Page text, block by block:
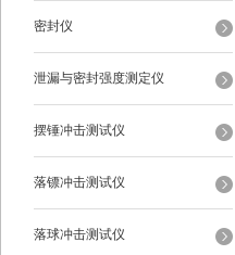
密封仪
泄漏与密封强度测定仪
摆锤冲击测试仪
落镖冲击测试仪
落球冲击测试仪